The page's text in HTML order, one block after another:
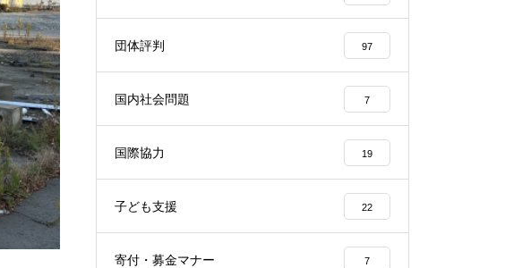
団体評判 97
国内社会問題 7
国際協力 19
子ども支援 22
寄付・募金マナー 7